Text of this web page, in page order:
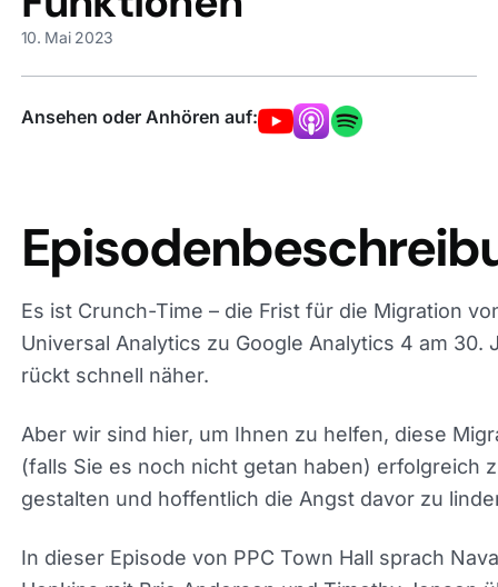
Es ist Crunch-Time – die Frist für die Migration
Aber wir sind hier, um Ihnen zu helfen, diese
gestalten und hoffentlich die Angst davor zu
In dieser Episode von PPC Town Hall sprach
alles rund um GA4: vom Einrichten des Kontos